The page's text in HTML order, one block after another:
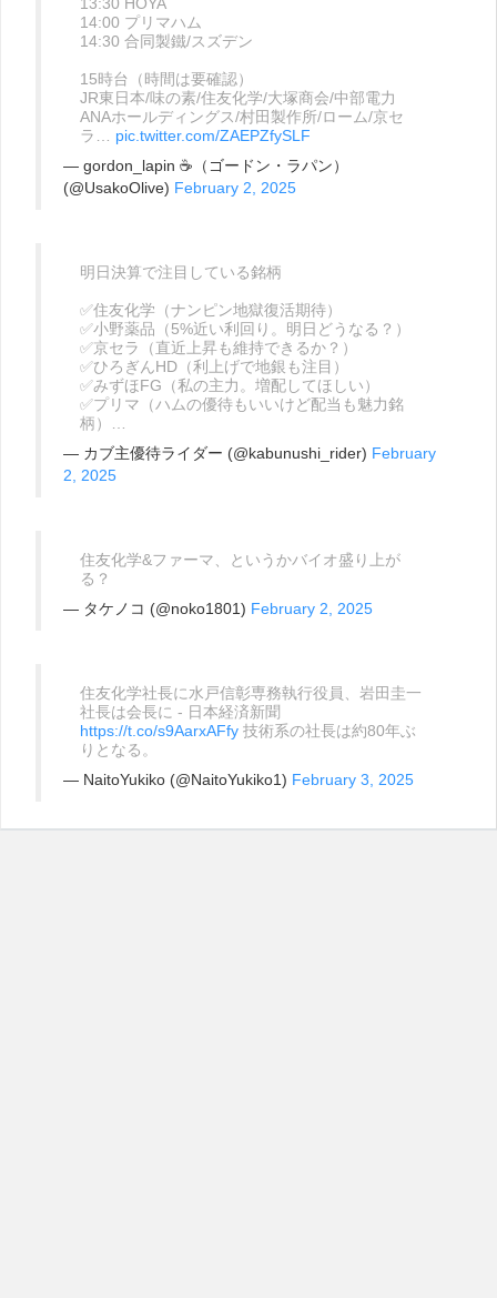
14:00 プリマハム
14:30 合同製鐵/スズデン
15時台（時間は要確認）
JR東日本/味の素/住友化学/大塚商会/中部電力
ANAホールディングス/村田製作所/ローム/京セ
ラ… pic.twitter.com/ZAEPZfySLF
— gordon_lapin ☕（ゴードン・ラパン）
(@UsakoOlive) February 2, 2025
明日決算で注目している銘柄
✅住友化学（ナンピン地獄復活期待）
✅小野薬品（5%近い利回り。明日どうなる？）
✅京セラ（直近上昇も維持できるか？）
✅ひろぎんHD（利上げで地銀も注目）
✅みずほFG（私の主力。増配してほしい）
✅プリマ（ハムの優待もいいけど配当も魅力銘
柄）…
— カブ主優待ライダー (@kabunushi_rider) February
2, 2025
住友化学&ファーマ、というかバイオ盛り上が
る？
— タケノコ (@noko1801) February 2, 2025
住友化学社長に水戸信彰専務執行役員、岩田圭一
社長は会長に - 日本経済新聞
https://t.co/s9AarxAFfy 技術系の社長は約80年ぶ
りとなる。
— NaitoYukiko (@NaitoYukiko1) February 3, 2025